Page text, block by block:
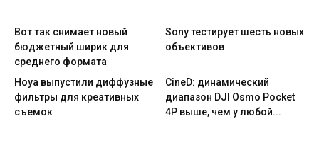
Вот так снимает новый
бюджетный ширик для
среднего формата
Sony тестирует шесть новых
объективов
Hoya выпустили диффузные
фильтры для креативных
съемок
CineD: динамический
диапазон DJI Osmo Pocket
4P выше, чем у любой...